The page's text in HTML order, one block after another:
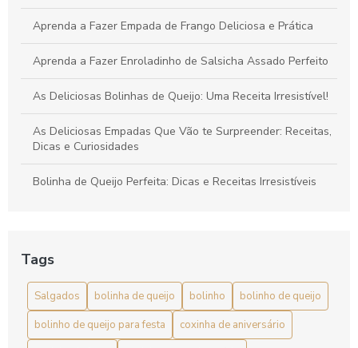
Aprenda a Fazer Empada de Frango Deliciosa e Prática
Aprenda a Fazer Enroladinho de Salsicha Assado Perfeito
As Deliciosas Bolinhas de Queijo: Uma Receita Irresistível!
As Deliciosas Empadas Que Vão te Surpreender: Receitas,
Dicas e Curiosidades
Bolinha de Queijo Perfeita: Dicas e Receitas Irresistíveis
Bolinha de Queijo: Aprenda a Fazer Essa Delícia de Forma
Simples
Bolinha de Queijo: Delícia Crocante e Cremosa
Tags
Salgados bolinha de queijo bolinho
bolinho de queijo
bolinho de queijo para festa
coxinha de aniversário